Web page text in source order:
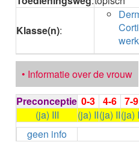
AGOMELATINE
ALBUTREPENONACOG
Stollingsfactor IX; Factor IX
ALCOHOL
ETHANOL
ALECTINIB
ALEMTUZUMAB
ALENDRONAAT
ALENDRONAAT/VIT D3
ALENDRONAAT /
Klasse(n):
• Informatie over de vrouw
Preconceptie 0-3 4-6 7-9
(ja) III
(ja) II(ja) II(ja)
geen info